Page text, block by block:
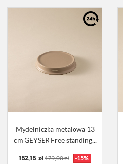
Mydelniczka metalowa 13
cm GEYSER Free standing...
152,15 zł 179,00 zł
-15%